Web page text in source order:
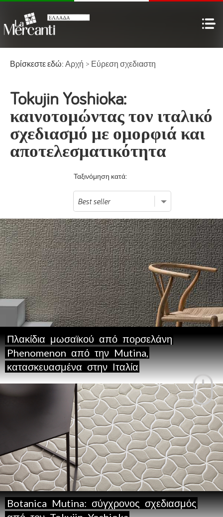
Βρίσκεστε εδώ: Αρχή > Εύρεση σχεδιαστη
Tokujin Yoshioka:
καινοτομώντας τον ιταλικό
σχεδιασμό με ομορφιά και
αποτελεσματικότητα
Ταξινόμηση κατά:
Πλακίδια μωσαϊκού από πορσελάνη
Phenomenon από την Mutina,
κατασκευασμένα στην Ιταλία
Botanica Mutina: σύγχρονος σχεδιασμός